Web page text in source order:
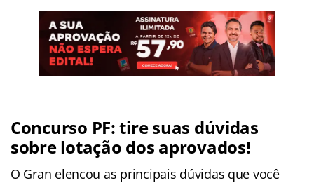
Concurso PF: tire suas dúvidas
sobre lotação dos aprovados!
O Gran elencou as principais dúvidas que você